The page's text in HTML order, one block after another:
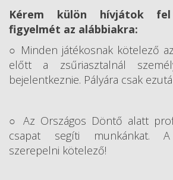
Kérem külön hívjátok
figyelmét az alábbiakra:
○ Minden játékosnak kötelező
előtt a zsűriasztalnál
bejelentkeznie. Pályára csak
○ Az Országos Döntő alatt
csapat segíti munkánkat. A
szerepelni kötelező!